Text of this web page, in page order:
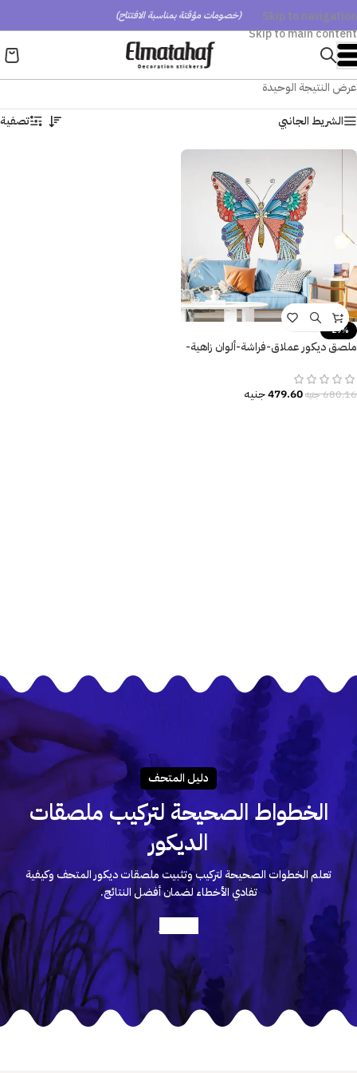
Skip to navigation
Skip to main content
(خصومات مؤقتة بمناسبة الافتتاح)
عرض النتيجة الوحيدة
الشريط الجانبي
تصفية
-29%
ملصق ديكور عملاق-فراشة-ألوان زاهية-
680.16جنيه479.60جنيه
دليـل المتحـف
الخطواط الصحيحة لتركيب ملصقات
الديكور
تعلم الخطوات الصحيحة لتركيب وتثبيت ملصقات ديكور المتحف وكيفية
تفادي الأخطاء لضمان أفضل النتائج.